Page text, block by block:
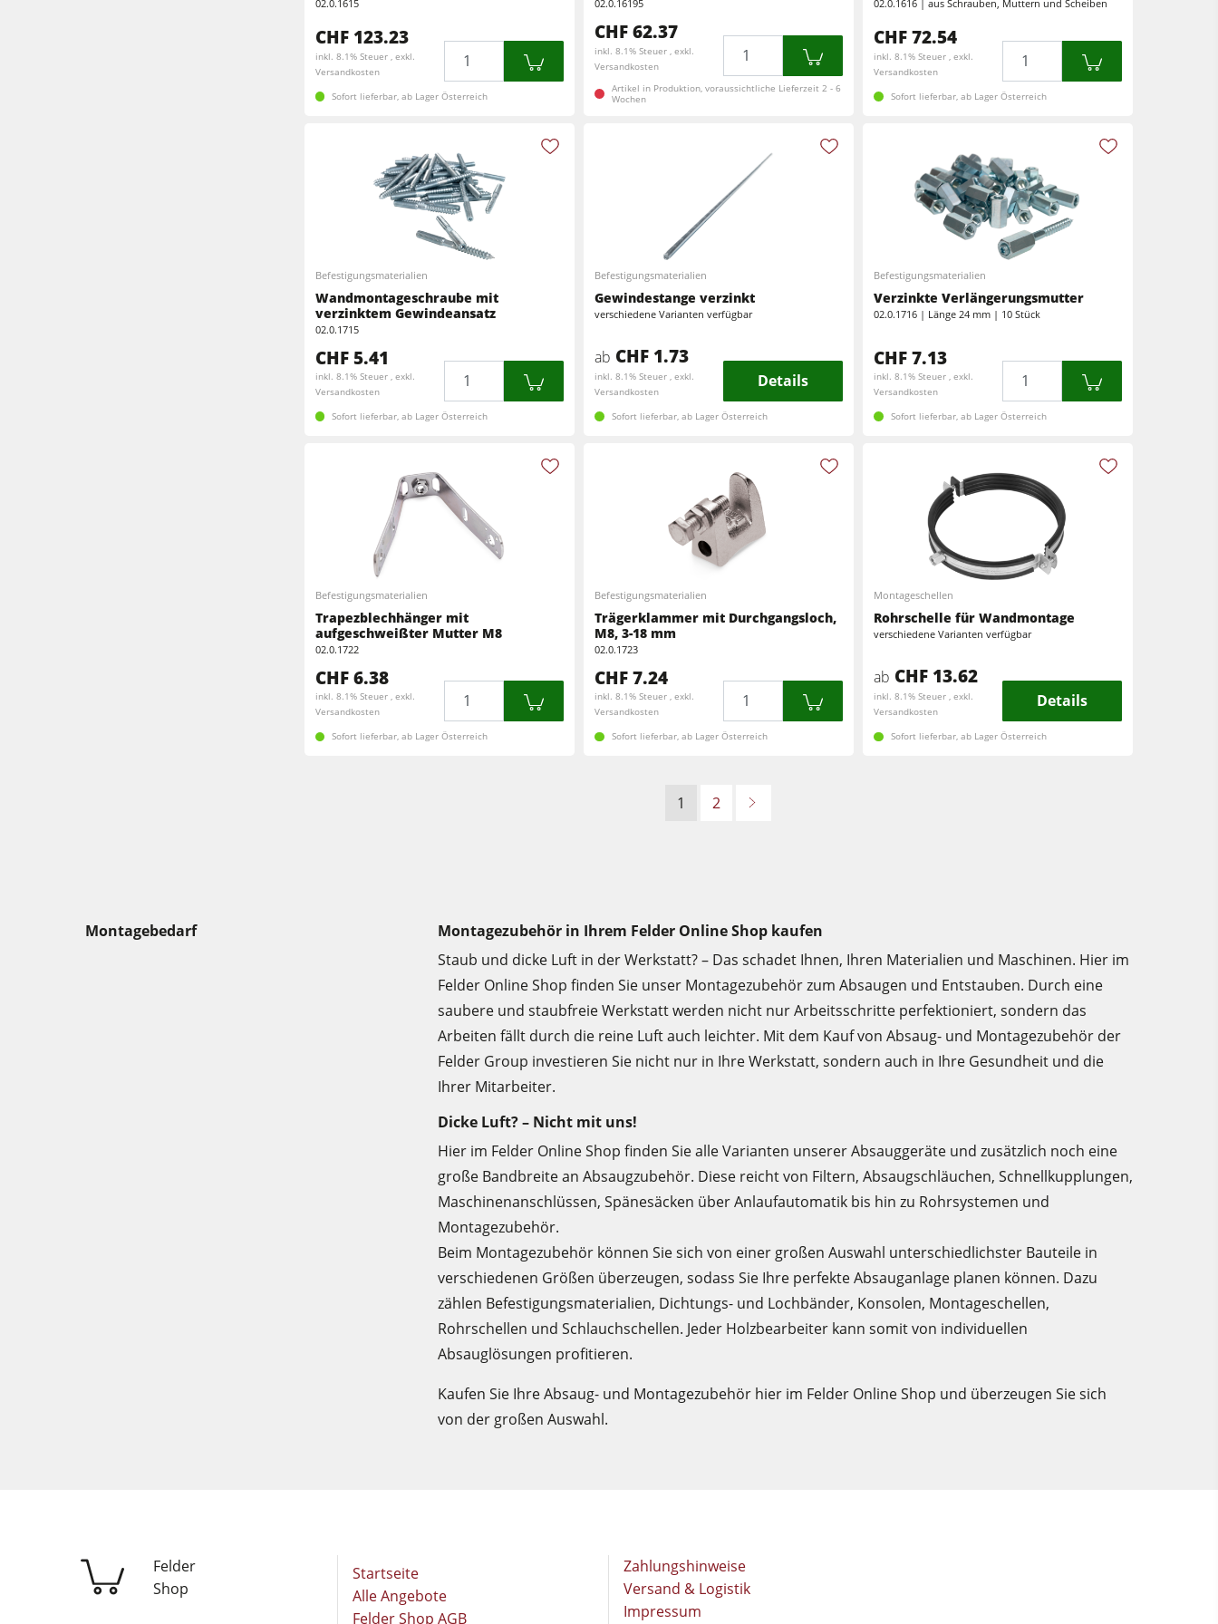
02.0.1615
CHF 123.23
inkl. 8.1% Steuer , exkl.
Versandkosten
Sofort lieferbar, ab Lager Österreich
02.0.16195
CHF 62.37
inkl. 8.1% Steuer , exkl.
Versandkosten
Artikel in Produktion, voraussichtliche Lieferzeit 2 - 6
Wochen
02.0.1616 | aus Schrauben, Muttern und Scheiben
CHF 72.54
inkl. 8.1% Steuer , exkl.
Versandkosten
Sofort lieferbar, ab Lager Österreich
Befestigungsmaterialien
Wandmontageschraube mit
verzinktem Gewindeansatz
02.0.1715
CHF 5.41
inkl. 8.1% Steuer , exkl.
Versandkosten
Sofort lieferbar, ab Lager Österreich
Befestigungsmaterialien
Gewindestange verzinkt
verschiedene Varianten verfügbar
ab CHF 1.73
inkl. 8.1% Steuer , exkl.
Versandkosten
Details
Sofort lieferbar, ab Lager Österreich
Befestigungsmaterialien
Verzinkte Verlängerungsmutter
02.0.1716 | Länge 24 mm | 10 Stück
CHF 7.13
inkl. 8.1% Steuer , exkl.
Versandkosten
Sofort lieferbar, ab Lager Österreich
Befestigungsmaterialien
Trapezblechhänger mit
aufgeschweißter Mutter M8
02.0.1722
CHF 6.38
inkl. 8.1% Steuer , exkl.
Versandkosten
Sofort lieferbar, ab Lager Österreich
Befestigungsmaterialien
Trägerklammer mit Durchgangsloch,
M8, 3-18 mm
02.0.1723
CHF 7.24
inkl. 8.1% Steuer , exkl.
Versandkosten
Sofort lieferbar, ab Lager Österreich
Montageschellen
Rohrschelle für Wandmontage
verschiedene Varianten verfügbar
ab CHF 13.62
inkl. 8.1% Steuer , exkl.
Versandkosten
Details
Sofort lieferbar, ab Lager Österreich
1 2
Montagebedarf
Montagezubehör in Ihrem Felder Online Shop kaufen
Staub und dicke Luft in der Werkstatt? – Das schadet Ihnen, Ihren Materialien und Maschinen. Hier im
Felder Online Shop finden Sie unser Montagezubehör zum Absaugen und Entstauben. Durch eine
saubere und staubfreie Werkstatt werden nicht nur Arbeitsschritte perfektioniert, sondern das
Arbeiten fällt durch die reine Luft auch leichter. Mit dem Kauf von Absaug- und Montagezubehör der
Felder Group investieren Sie nicht nur in Ihre Werkstatt, sondern auch in Ihre Gesundheit und die
Ihrer Mitarbeiter.
Dicke Luft? – Nicht mit uns!
Hier im Felder Online Shop finden Sie alle Varianten unserer Absauggeräte und zusätzlich noch eine
große Bandbreite an Absaugzubehör. Diese reicht von Filtern, Absaugschläuchen, Schnellkupplungen,
Maschinenanschlüssen, Spänesäcken über Anlaufautomatik bis hin zu Rohrsystemen und
Montagezubehör.
Beim Montagezubehör können Sie sich von einer großen Auswahl unterschiedlichster Bauteile in
verschiedenen Größen überzeugen, sodass Sie Ihre perfekte Absauganlage planen können. Dazu
zählen Befestigungsmaterialien, Dichtungs- und Lochbänder, Konsolen, Montageschellen,
Rohrschellen und Schlauchschellen. Jeder Holzbearbeiter kann somit von individuellen
Absauglösungen profitieren.
Kaufen Sie Ihre Absaug- und Montagezubehör hier im Felder Online Shop und überzeugen Sie sich
von der großen Auswahl.
Felder
Shop
Startseite
Alle Angebote
Felder Shop AGB
Zahlungshinweise
Versand & Logistik
Impressum